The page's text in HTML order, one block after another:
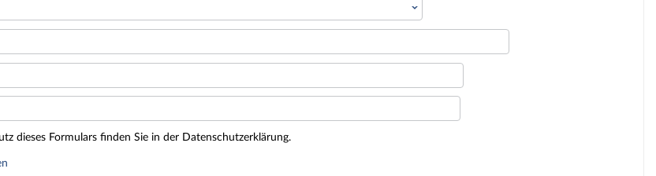
dieses Formulars finden Sie in der Datenschutzerklärung.